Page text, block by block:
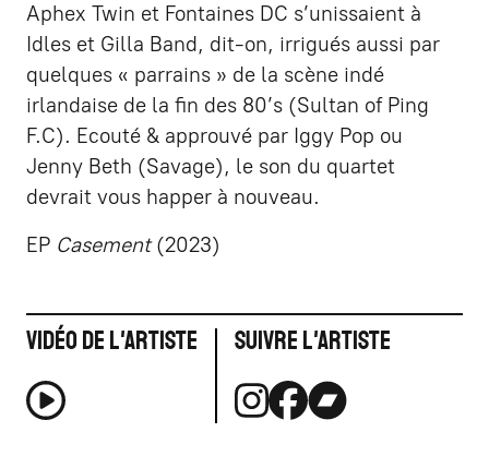
Aphex Twin et Fontaines DC s’unissaient à
Idles et Gilla Band, dit-on, irrigués aussi par
quelques « parrains » de la scène indé
irlandaise de la fin des 80’s (Sultan of Ping
F.C). Ecouté & approuvé par Iggy Pop ou
Jenny Beth (Savage), le son du quartet
devrait vous happer à nouveau.
EP Casement(2023)
Vidéo de l'artiste Suivre l'artiste